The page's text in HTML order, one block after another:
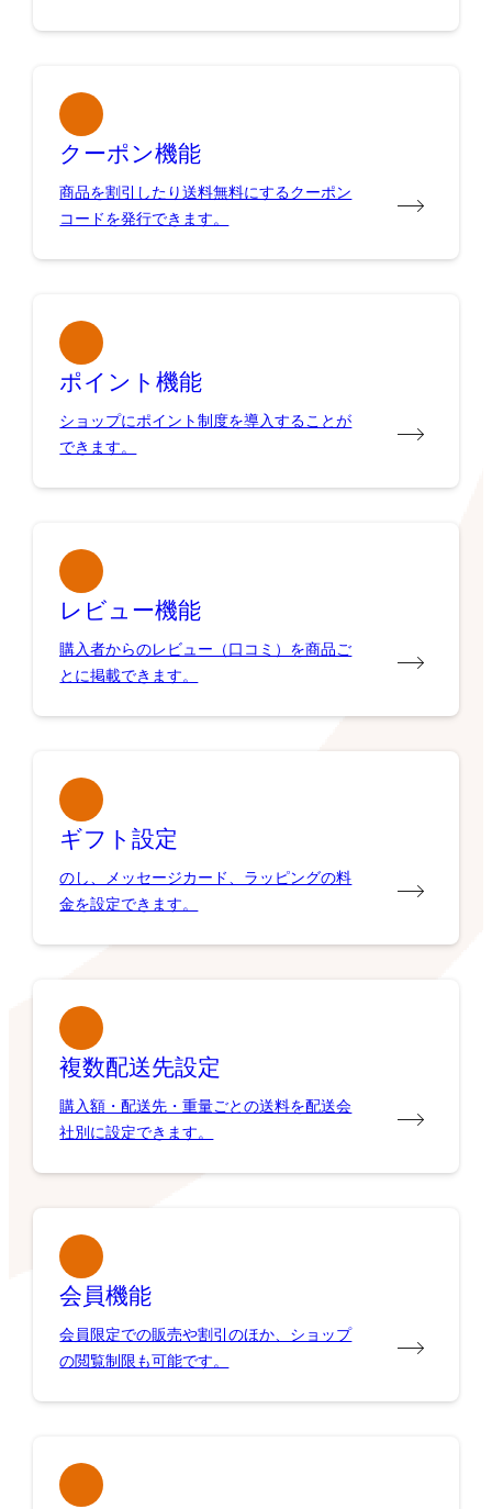
クーポン機能
商品を割引したり送料無料にするクーポン
コードを発行できます。
ポイント機能
ショップにポイント制度を導入することが
できます。
レビュー機能
購入者からのレビュー（口コミ）を商品ご
とに掲載できます。
ギフト設定
のし、メッセージカード、ラッピングの料
金を設定できます。
複数配送先設定
購入額・配送先・重量ごとの送料を配送会
社別に設定できます。
会員機能
会員限定での販売や割引のほか、ショップ
の閲覧制限も可能です。